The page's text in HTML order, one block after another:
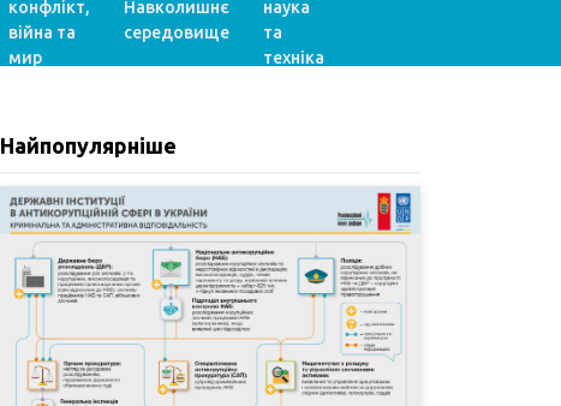
конфлікт,
війна та
мир
Навколишнє
середовище
наука
та
техніка
Найпопулярніше